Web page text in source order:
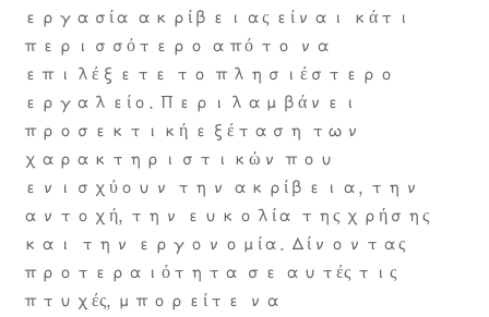
εργασία ακρίβειας είναι κάτι
περισσότερο από το να
επιλέξετε το πλησιέστερο
εργαλείο. Περιλαμβάνει
προσεκτική εξέταση των
χαρακτηριστικών που
ενισχύουν την ακρίβεια, την
αντοχή, την ευκολία της χρήσης
και την εργονομία. Δίνοντας
προτεραιότητα σε αυτές τις
πτυχές, μπορείτε να